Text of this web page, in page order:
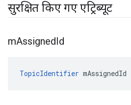
सुरक्षित किए गए एट्रिब्यूट
mAssignedId
TopicIdentifier mAssignedId